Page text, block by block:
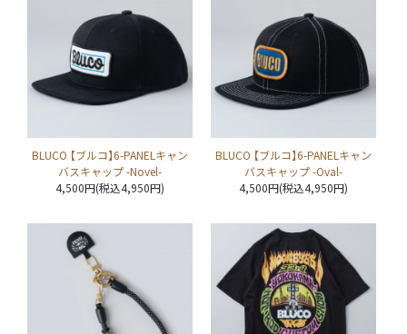
BLUCO 【ブルコ】6-PANELキャン
バスキャップ -Novel-
4,500円(税込4,950円)
BLUCO 【ブルコ】6-PANELキャン
バスキャップ -Oval-
4,500円(税込4,950円)